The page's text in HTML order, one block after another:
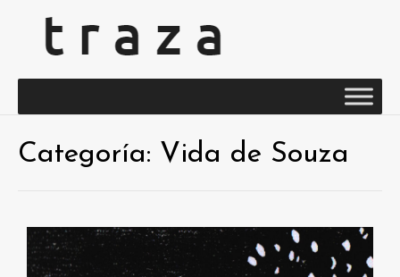
Categoría: Vida de Souza